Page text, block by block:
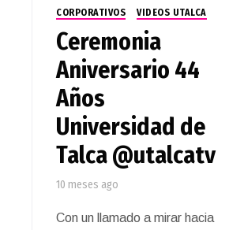
CORPORATIVOS
VIDEOS UTALCA
Ceremonia
Aniversario 44
Años
Universidad de
Talca @utalcatv
10 meses ago
Con un llamado a mirar hacia